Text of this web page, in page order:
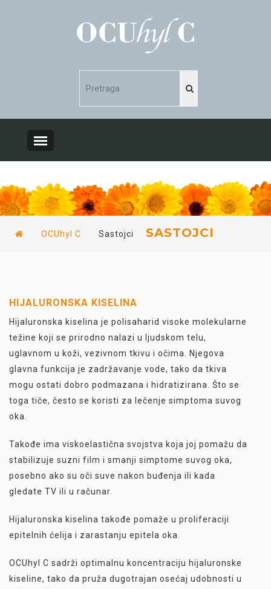
SASTOJCI
OCUhyl C Sastojci
HIJALURONSKA KISELINA
Hijaluronska kiselina je polisaharid visoke molekularne
težine koji se prirodno nalazi u ljudskom telu,
uglavnom u koži, vezivnom tkivu i očima. Njegova
glavna funkcija je zadržavanje vode, tako da tkiva
mogu ostati dobro podmazana i hidratizirana. Što se
toga tiče, često se koristi za lečenje simptoma suvog
oka.
Takođe ima viskoelastična svojstva koja joj pomažu da
stabilizuje suzni film i smanji simptome suvog oka,
posebno ako su oči suve nakon buđenja ili kada
gledate TV ili u računar.
Hijaluronska kiselina takođe pomaže u proliferaciji
epitelnih ćelija i zarastanju epitela oka.
OCUhyl C sadrži optimalnu koncentraciju hijaluronske
kiseline, tako da pruža dugotrajan osećaj udobnosti u